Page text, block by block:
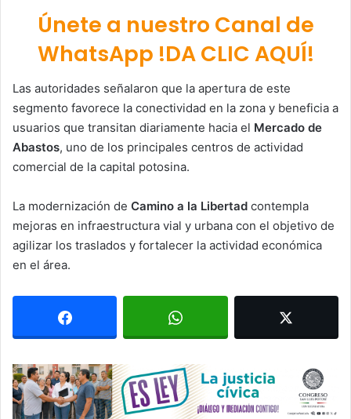
Únete a nuestro Canal de
WhatsApp !DA CLIC AQUÍ!
Las autoridades señalaron que la apertura de este
segmento favorece la conectividad en la zona y beneficia a
usuarios que transitan diariamente hacia el Mercado de
Abastos, uno de los principales centros de actividad
comercial de la capital potosina.
La modernización de Camino a la Libertad contempla
mejoras en infraestructura vial y urbana con el objetivo de
agilizar los traslados y fortalecer la actividad económica
en el área.